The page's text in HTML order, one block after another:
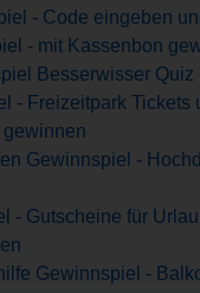
- Code eingeben
- mit Kassenbon
Besserwisser Quiz
- Freizeitpark Tickets
gewinnen
Gewinnspiel -
- Gutscheine für
Gewinnspiel -